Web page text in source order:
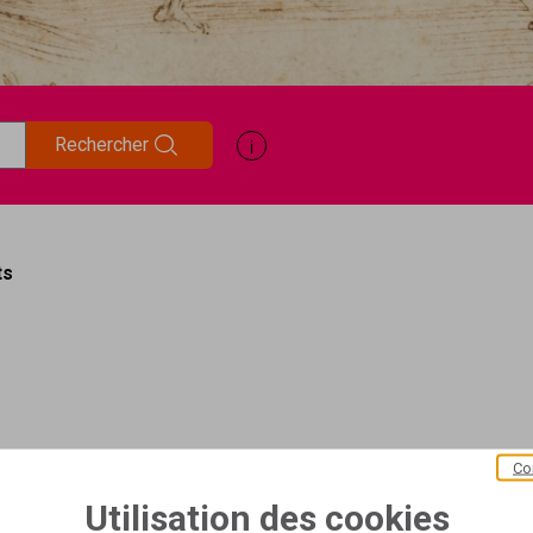
Rechercher Afficher les informations d'aide à
Utilisation des cookies